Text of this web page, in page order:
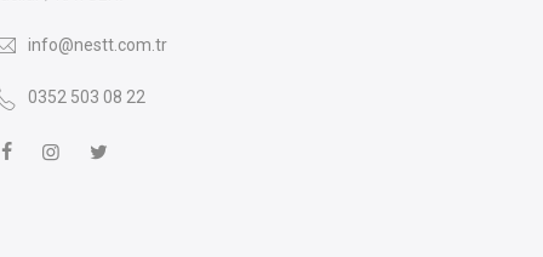
info@nestt.com.tr
0352 503 08 22